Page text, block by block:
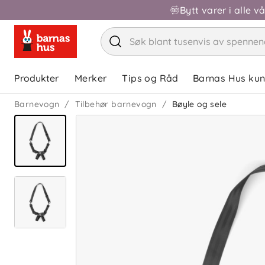
Bytt varer i alle
Produkter Merker Tips og Råd Barnas Hus
Barnevogn Tilbehør barnevogn Bøyle og sele